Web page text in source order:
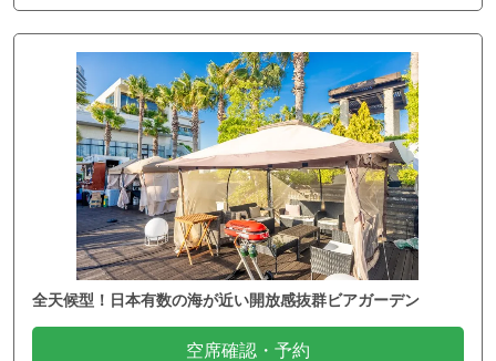
全天候型！日本有数の海が近い開放感抜群ビアガーデン
空席確認・予約